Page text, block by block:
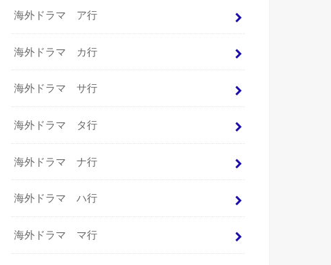
海外ドラマ ア行
海外ドラマ カ行
海外ドラマ サ行
海外ドラマ タ行
海外ドラマ ナ行
海外ドラマ ハ行
海外ドラマ マ行